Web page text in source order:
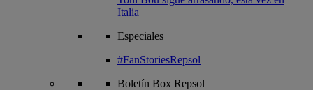
Italia
Especiales
#FanStoriesRepsol
Boletín Box Repsol